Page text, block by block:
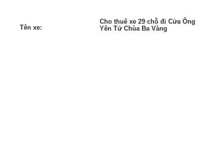
Tên xe:
Cho thuê xe 29 chỗ đi Cửa Ông
Yên Tử Chùa Ba Vàng